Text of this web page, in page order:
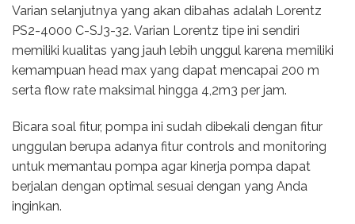
Varian selanjutnya yang akan dibahas adalah Lorentz
PS2-4000 C-SJ3-32. Varian Lorentz tipe ini sendiri
memiliki kualitas yang jauh lebih unggul karena memiliki
kemampuan head max yang dapat mencapai 200 m
serta flow rate maksimal hingga 4,2m3 per jam.
Bicara soal fitur, pompa ini sudah dibekali dengan fitur
unggulan berupa adanya fitur controls and monitoring
untuk memantau pompa agar kinerja pompa dapat
berjalan dengan optimal sesuai dengan yang Anda
inginkan.